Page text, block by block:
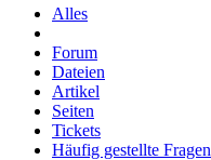
Alles
Forum
Dateien
Artikel
Seiten
Tickets
Häufig gestellte Fragen